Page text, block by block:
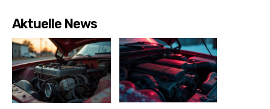
Aktuelle News